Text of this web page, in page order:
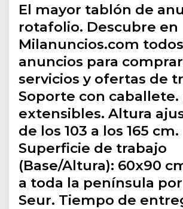
El mayor tablón de
rotafolio. Descubre en
Milanuncios.com
anuncios para
servicios y ofertas de
Soporte con caballete.
extensibles. Altura
de los 103 a los 165 cm.
Superficie de trabajo
(Base/Altura): 60x90
a toda la península
Seur. Tiempo de